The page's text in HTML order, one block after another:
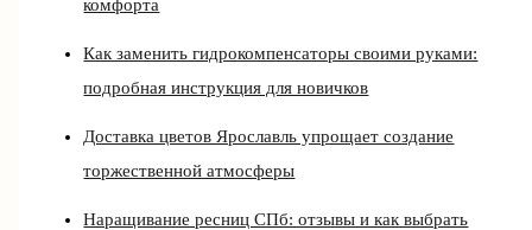
комфорта
Как заменить гидрокомпенсаторы своими руками:
подробная инструкция для новичков
Доставка цветов Ярославль упрощает создание
торжественной атмосферы
Наращивание ресниц СПб: отзывы и как выбрать